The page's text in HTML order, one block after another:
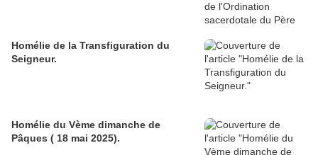
Homélie de la Transfiguration du
Seigneur.
Homélie du Vème dimanche de
Pâques ( 18 mai 2025).